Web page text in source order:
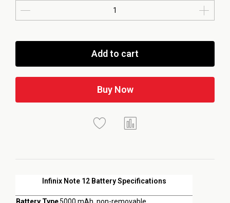
Infinix Note 12 Battery Specifications
Add to cart
Buy Now